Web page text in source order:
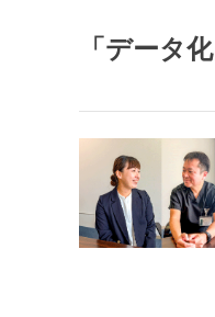
「データ